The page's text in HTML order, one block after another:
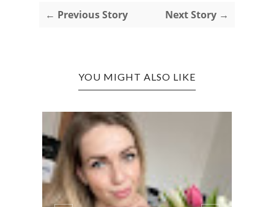
← Previous Story Next Story →
YOU MIGHT ALSO LIKE